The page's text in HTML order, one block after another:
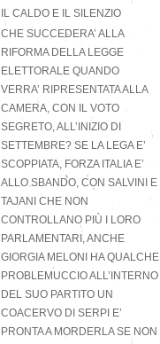
IL CALDO E IL SILENZIO
CHE SUCCEDERA’ ALLA
RIFORMA DELLA LEGGE
ELETTORALE QUANDO
VERRA’ RIPRESENTATA ALLA
CAMERA, CON IL VOTO
SEGRETO, ALL’INIZIO DI
SETTEMBRE? SE LA LEGA E’
SCOPPIATA, FORZA ITALIA E’
ALLO SBANDO, CON SALVINI E
TAJANI CHE NON
CONTROLLANO PIÙ I LORO
PARLAMENTARI, ANCHE
GIORGIA MELONI HA QUALCHE
PROBLEMUCCIO ALL’INTERNO
DEL SUO PARTITO UN
COACERVO DI SERPI E’
PRONTA A MORDERLA SE NON